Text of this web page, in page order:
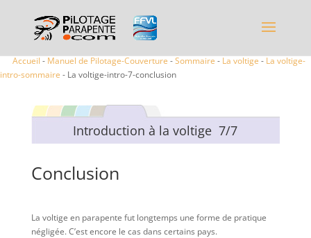
Accueil - Manuel de Pilotage-Couverture -Sommaire - La voltige - La voltige-
intro-sommaire - La voltige-intro-7-conclusion
Introduction à la voltige 7/7
Conclusion
La voltige en parapente fut longtemps une forme de pratique
négligée. C’est encore le cas dans certains pays.